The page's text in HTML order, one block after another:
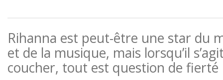
Rihanna est peut-être une star du
et de la musique, mais lorsqu’il
coucher, tout est question de fierté